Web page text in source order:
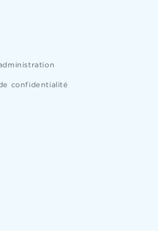
confidentialité